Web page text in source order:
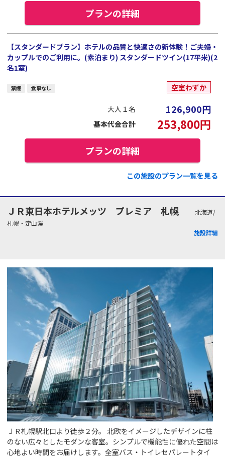
プランの詳細
【スタンダードプラン】ホテルの品質と快適さの新体験！ご夫婦・
カップルでのご利用に。(素泊まり) スタンダードツイン(17平米)(2
名1室)
禁煙 食事なし 空室わずか
大人１名 126,900円
基本代金合計 253,800円
プランの詳細
この施設のプラン一覧を見る
ＪＲ東日本ホテルメッツ プレミア 札幌
北海道/
札幌・定山渓
施設詳細
ＪＲ札幌駅北口より徒歩２分。 北欧をイメージしたデザインに柱
のない広々としたモダンな客室。シンプルで機能性に優れた空間は
心地よい時間をお届けします。全室バス・トイレセパレートタイ